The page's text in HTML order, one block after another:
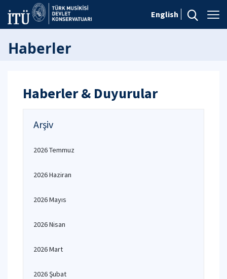
English
Haberler
Haberler & Duyurular
Arşiv
2026 Temmuz
2026 Haziran
2026 Mayıs
2026 Nisan
2026 Mart
2026 Şubat